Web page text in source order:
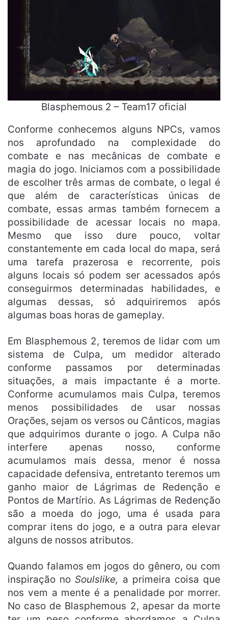
Blasphemous 2 – Team17 oficial
Conforme conhecemos alguns NPCs, vamos
nos aprofundado na complexidade do
combate e nas mecânicas de combate e
magia do jogo. Iniciamos com a possibilidade
de escolher três armas de combate, o legal é
que além de características únicas de
combate, essas armas também fornecem a
possibilidade de acessar locais no mapa.
Mesmo que isso dure pouco, voltar
constantemente em cada local do mapa, será
uma tarefa prazerosa e recorrente, pois
alguns locais só podem ser acessados após
conseguirmos determinadas habilidades, e
algumas dessas, só adquiriremos após
algumas boas horas de gameplay.
Em Blasphemous 2, teremos de lidar com um
sistema de Culpa, um medidor alterado
conforme passamos por determinadas
situações, a mais impactante é a morte.
Conforme acumulamos mais Culpa, teremos
menos possibilidades de usar nossas
Orações, sejam os versos ou Cânticos, magias
que adquirimos durante o jogo. A Culpa não
interfere apenas nosso, conforme
acumulamos mais dessa, menor é nossa
capacidade defensiva, entretanto teremos um
ganho maior de Lágrimas de Redenção e
Pontos de Martírio. As Lágrimas de Redenção
são a moeda do jogo, uma é usada para
comprar itens do jogo, e a outra para elevar
alguns de nossos atributos.
Quando falamos em jogos do gênero, ou com
inspiração no Soulslike, a primeira coisa que
nos vem a mente é a penalidade por morrer.
No caso de Blasphemous 2, apesar da morte